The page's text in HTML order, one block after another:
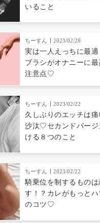
いること
ちーすん 2023/02/28
実は一人えっちに最
ブラシがオナニーに最
注意点♡
ちーすん 2023/02/22
久しぶりのエッチは
沙汰♡セカンドバージ
ける８つのこと
ちーすん 2023/02/22
騎乗位を制するものは
す！？カレがもっとハ
のコツ♡